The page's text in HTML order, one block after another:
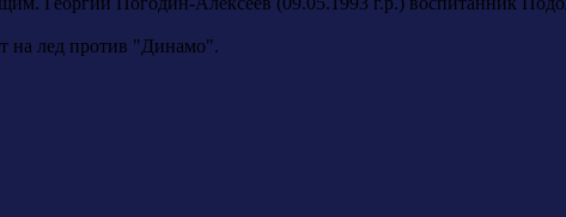
на лед против "Динамо".